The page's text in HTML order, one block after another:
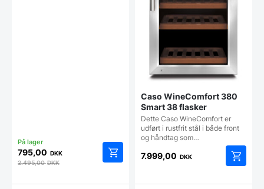
795,00 DKK
2.495,00DKK
Caso WineComfort 380
Smart 38 flasker
Dette Caso WineComfort er
udført i rustfrit stål i både front
og håndtag som…
7.999,00 DKK